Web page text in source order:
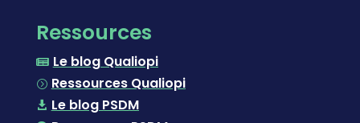
Ressources
 Le blog Qualiopi
= Ressources Qualiopi
 Le blog PSDM